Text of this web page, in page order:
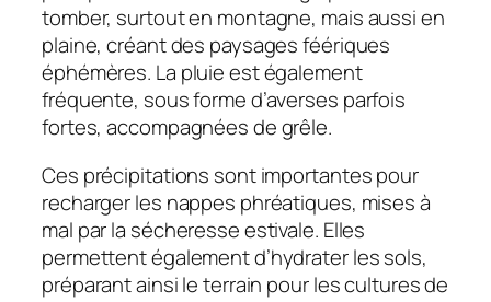
tomber, surtout en montagne, mais aussi en
plaine, créant des paysages féériques
éphémères. La pluie est également
fréquente, sous forme d’averses parfois
fortes, accompagnées de grêle.
Ces précipitations sont importantes pour
recharger les nappes phréatiques, mises à
mal par la sécheresse estivale. Elles
permettent également d’hydrater les sols,
préparant ainsi le terrain pour les cultures de